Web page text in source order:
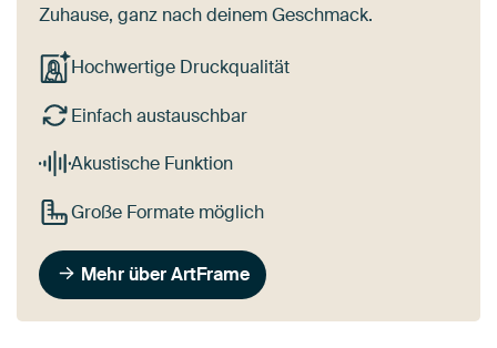
Zuhause, ganz nach deinem Geschmack.
Hochwertige Druckqualität
Einfach austauschbar
Akustische Funktion
Große Formate möglich
Mehr über ArtFrame